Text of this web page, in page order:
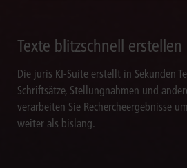
Texte blitzschnell erstellen
Die juris KI-Suite erstellt in Sekunden
Schriftsätze, Stellungnahmen und
verarbeiten Sie Rechercheergebnisse
weiter als bislang.